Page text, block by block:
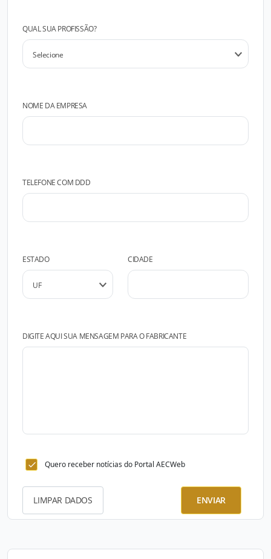
QUAL SUA PROFISSÃO?
NOME DA EMPRESA
TELEFONE COM DDD
ESTADO CIDADE
DIGITE AQUI SUA MENSAGEM PARA O FABRICANTE
Quero receber notícias do Portal AECWeb
LIMPAR DADOS ENVIAR